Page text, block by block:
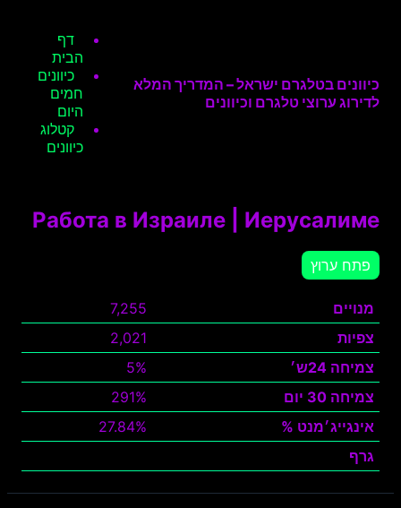
כיוונים בטלגרם ישראל – המדריך המלא
לדירוג ערוצי טלגרם וכיוונים
דף
הבית
כיוונים
חמים
היום
קטלוג
כיוונים
Работа в Израиле | Иерусалиме
פתח ערוץ
מנויים
7,255
צפיות
2,021
צמיחה 24ש׳
5%
צמיחה 30 יום
291%
אינגייג׳מנט %
27.84%
גרף